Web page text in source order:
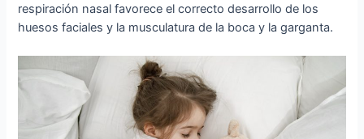
respiración nasal favorece el correcto desarrollo de los
huesos faciales y la musculatura de la boca y la garganta.